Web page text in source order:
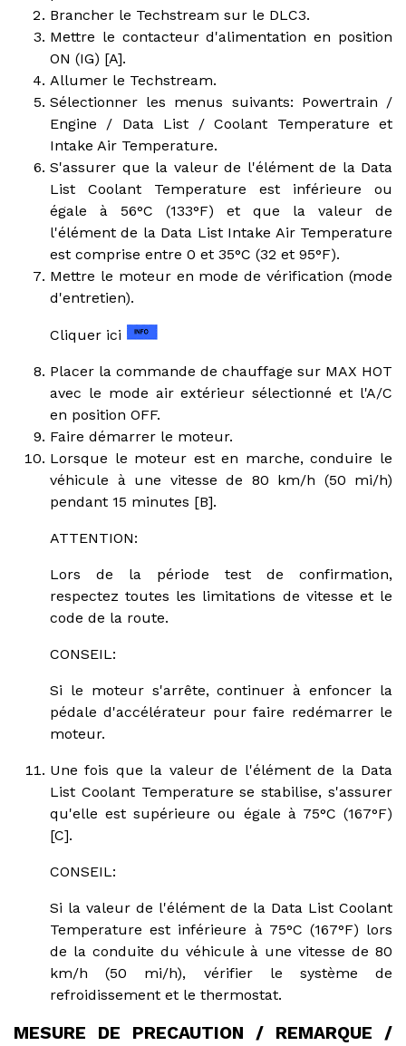
Brancher le Techstream sur le DLC3.
Mettre le contacteur d'alimentation en position
ON (IG) [A].
Allumer le Techstream.
Sélectionner les menus suivants: Powertrain /
Engine / Data List / Coolant Temperature et
Intake Air Temperature.
S'assurer que la valeur de l'élément de la Data
List Coolant Temperature est inférieure ou
égale à 56°C (133°F) et que la valeur de
l'élément de la Data List Intake Air Temperature
est comprise entre 0 et 35°C (32 et 95°F).
Mettre le moteur en mode de vérification (mode
d'entretien).
Cliquer ici
Placer la commande de chauffage sur MAX HOT
avec le mode air extérieur sélectionné et l'A/C
en position OFF.
Faire démarrer le moteur.
Lorsque le moteur est en marche, conduire le
véhicule à une vitesse de 80 km/h (50 mi/h)
pendant 15 minutes [B].
ATTENTION:
Lors de la période test de confirmation,
respectez toutes les limitations de vitesse et le
code de la route.
CONSEIL:
Si le moteur s'arrête, continuer à enfoncer la
pédale d'accélérateur pour faire redémarrer le
moteur.
Une fois que la valeur de l'élément de la Data
List Coolant Temperature se stabilise, s'assurer
qu'elle est supérieure ou égale à 75°C (167°F)
[C].
CONSEIL:
Si la valeur de l'élément de la Data List Coolant
Temperature est inférieure à 75°C (167°F) lors
de la conduite du véhicule à une vitesse de 80
km/h (50 mi/h), vérifier le système de
refroidissement et le thermostat.
MESURE DE PRECAUTION / REMARQUE /